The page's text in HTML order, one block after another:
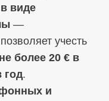
виде
—
учесть
более 20 € в
год.
и